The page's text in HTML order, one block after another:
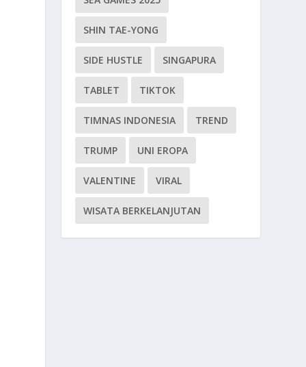
SHIN TAE-YONG
SIDE HUSTLE SINGAPURA
TABLET TIKTOK
TIMNAS INDONESIA TREND
TRUMP UNI EROPA
VALENTINE VIRAL
WISATA BERKELANJUTAN